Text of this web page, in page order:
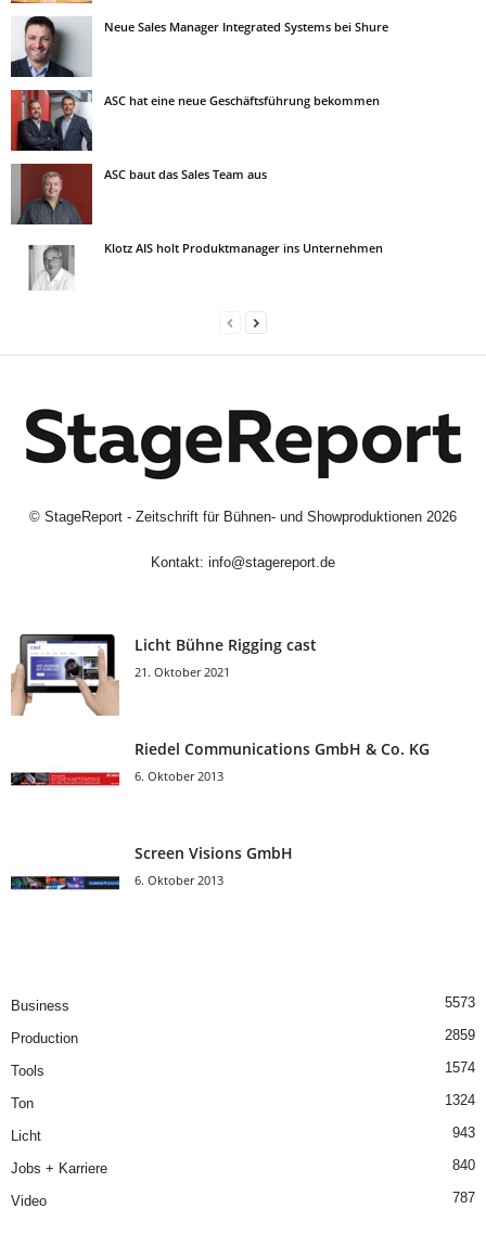
Neue Sales Manager Integrated Systems bei Shure
ASC hat eine neue Geschäftsführung bekommen
ASC baut das Sales Team aus
Klotz AIS holt Produktmanager ins Unternehmen
© StageReport - Zeitschrift für Bühnen- und Showproduktionen 2026
Kontakt: info@stagereport.de
Licht Bühne Rigging cast
21. Oktober 2021
Riedel Communica­tions GmbH & Co. KG
6. Oktober 2013
Screen Visions GmbH
6. Oktober 2013
Business 5573
Production 2859
Tools 1574
Ton 1324
Licht 943
Jobs + Karriere 840
Video 787